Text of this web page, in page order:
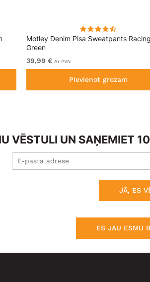
Motley Denim Pisa Sweatpants Racing
Green
39,99 € Ar PVN
Pievienot grozam
VĒSTULI UN SAŅEMIET
JĀ, ES
ES JAU ESMU